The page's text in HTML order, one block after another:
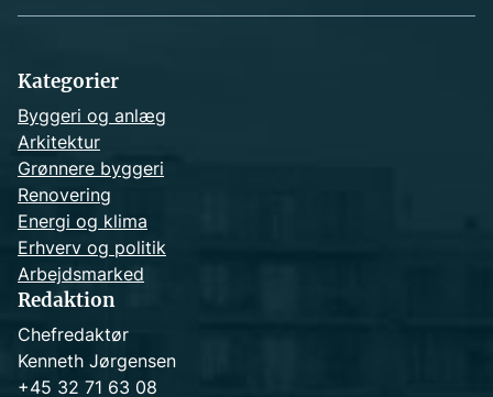
Kategorier
Byggeri og anlæg
Arkitektur
Grønnere byggeri
Renovering
Energi og klima
Erhverv og politik
Arbejdsmarked
Redaktion
Chefredaktør
Kenneth Jørgensen
+45 32 71 63 08